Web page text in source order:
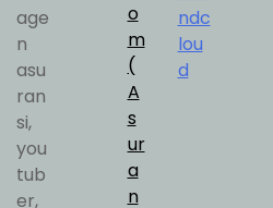
age
n
asu
ran
si,
you
tub
er,
o
m
(
A
s
ur
a
n
ndc
lou
d